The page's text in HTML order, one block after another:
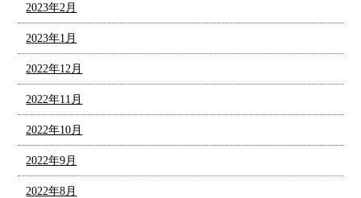
2023年2月
2023年1月
2022年12月
2022年11月
2022年10月
2022年9月
2022年8月